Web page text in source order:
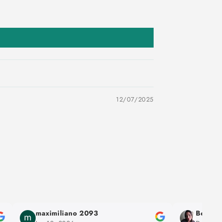
12/07/2025
Bet Vega Rojas Felipe